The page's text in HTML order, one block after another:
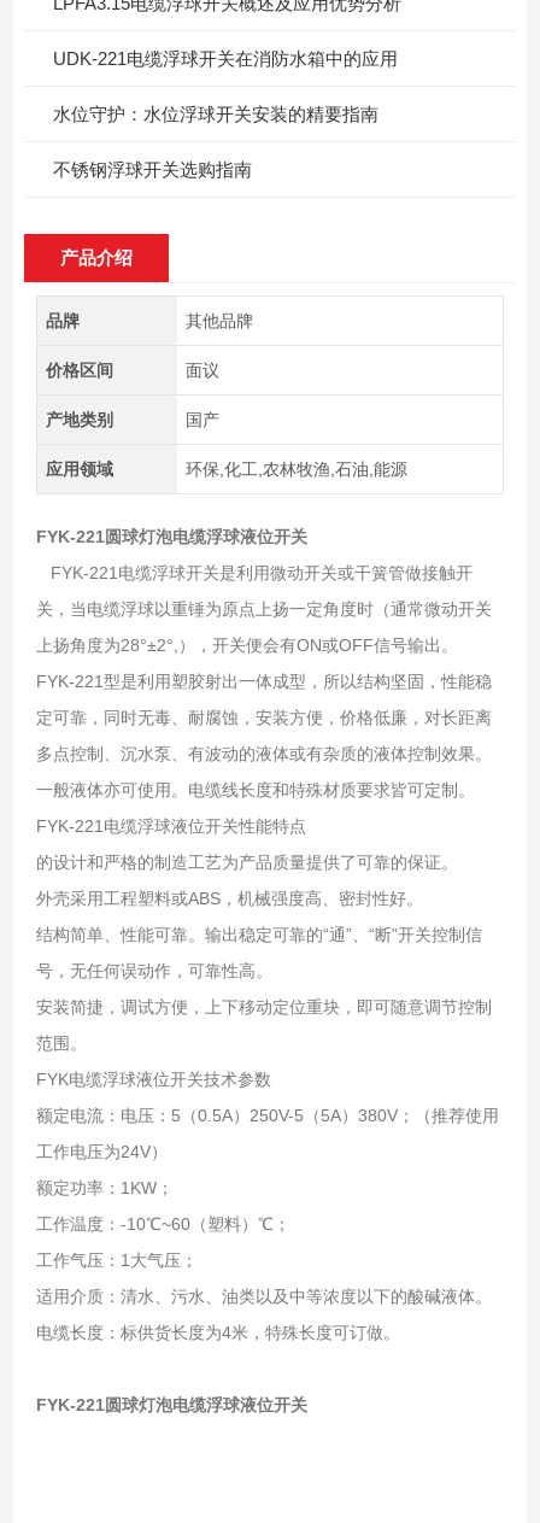
UDK-221电缆浮球开关在消防水箱中的应用
水位守护：水位浮球开关安装的精要指南
不锈钢浮球开关选购指南
产品介绍
品牌 其他品牌
价格区间 面议
产地类别 国产
应用领域 环保,化工,农林牧渔,石油,能源
FYK-221圆球灯泡电缆浮球液位开关
FYK-221电缆浮球开关是利用微动开关或干簧管做接触开
关，当电缆浮球以重锤为原点上扬一定角度时（通常微动开关
上扬角度为28°±2°,），开关便会有ON或OFF信号输出。
FYK-221型是利用塑胶射出一体成型，所以结构坚固，性能稳
定可靠，同时无毒、耐腐蚀，安装方便，价格低廉，对长距离
多点控制、沉水泵、有波动的液体或有杂质的液体控制效果。
一般液体亦可使用。电缆线长度和特殊材质要求皆可定制。
FYK-221电缆浮球液位开关性能特点
的设计和严格的制造工艺为产品质量提供了可靠的保证。
外壳采用工程塑料或ABS，机械强度高、密封性好。
结构简单、性能可靠。输出稳定可靠的“通”、“断”开关控制信
号，无任何误动作，可靠性高。
安装简捷，调试方便，上下移动定位重块，即可随意调节控制
范围。
FYK电缆浮球液位开关技术参数
额定电流：电压：5（0.5A）250V-5（5A）380V；（推荐使用
工作电压为24V）
额定功率：1KW；
工作温度：-10℃~60（塑料）℃；
工作气压：1大气压；
适用介质：清水、污水、油类以及中等浓度以下的酸碱液体。
电缆长度：标供货长度为4米，特殊长度可订做。
FYK-221圆球灯泡电缆浮球液位开关